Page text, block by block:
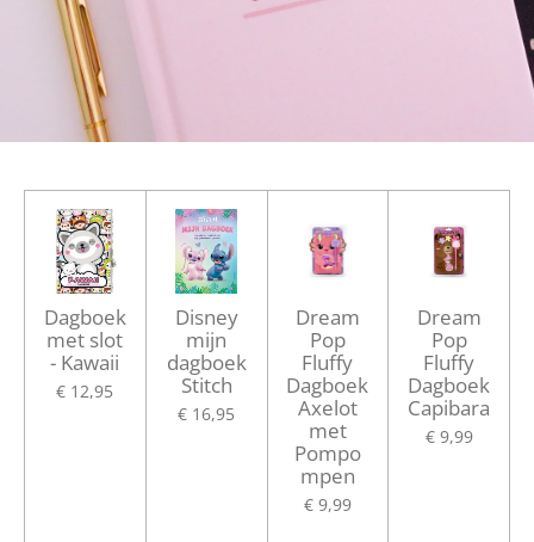
Dagboek
met slot
- Kawaii
€ 12,95
Disney
mijn
dagboek
Stitch
€ 16,95
Dream
Pop
Fluffy
Dagboek
Axelot
met
Pompo
mpen
€ 9,99
Dream
Pop
Fluffy
Dagboek
Capibara
€ 9,99